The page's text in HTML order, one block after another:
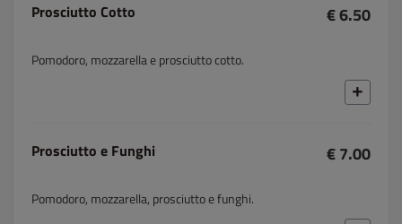
Prosciutto Cotto € 6.50
Pomodoro, mozzarella e prosciutto cotto.
Prosciutto e Funghi € 7.00
Pomodoro, mozzarella, prosciutto e funghi.